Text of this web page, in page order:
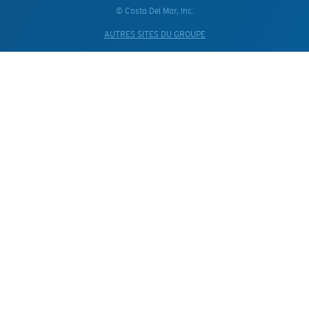
© Costa Del Mar, Inc.
AUTRES SITES DU GROUPE